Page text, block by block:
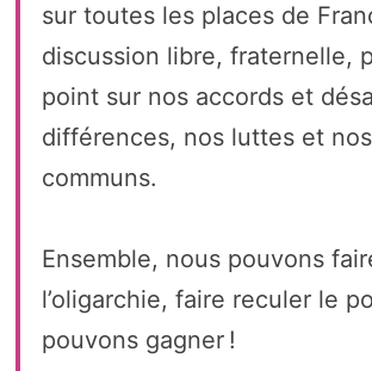
sur toutes les places de
discussion libre, fraternelle,
point sur nos accords et
différences, nos luttes et
communs.
Ensemble, nous pouvons
l’oligarchie, faire reculer le
pouvons gagner !